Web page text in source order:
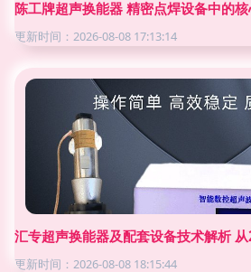
陈工牌超声换能器 精密点焊设备中的
更新时间：2026-08-08 17:13:14
汇专超声换能器及配套设备技术解析
更新时间：2026-08-08 18:15:44